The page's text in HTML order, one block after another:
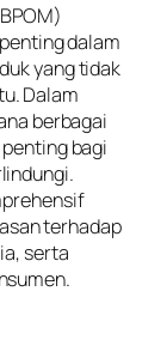
dalam
yang tidak
Dalam
berbagai
bagi
terhadap
serta